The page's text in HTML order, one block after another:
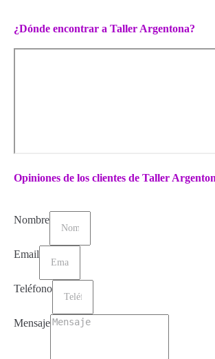
¿Dónde encontrar a Taller Argentona?
Opiniones de los clientes de Taller
Nombre
Email
Teléfono
Mensaje